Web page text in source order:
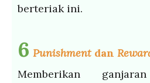
berteriak ini.
6 Punishmentdan
Memberikan